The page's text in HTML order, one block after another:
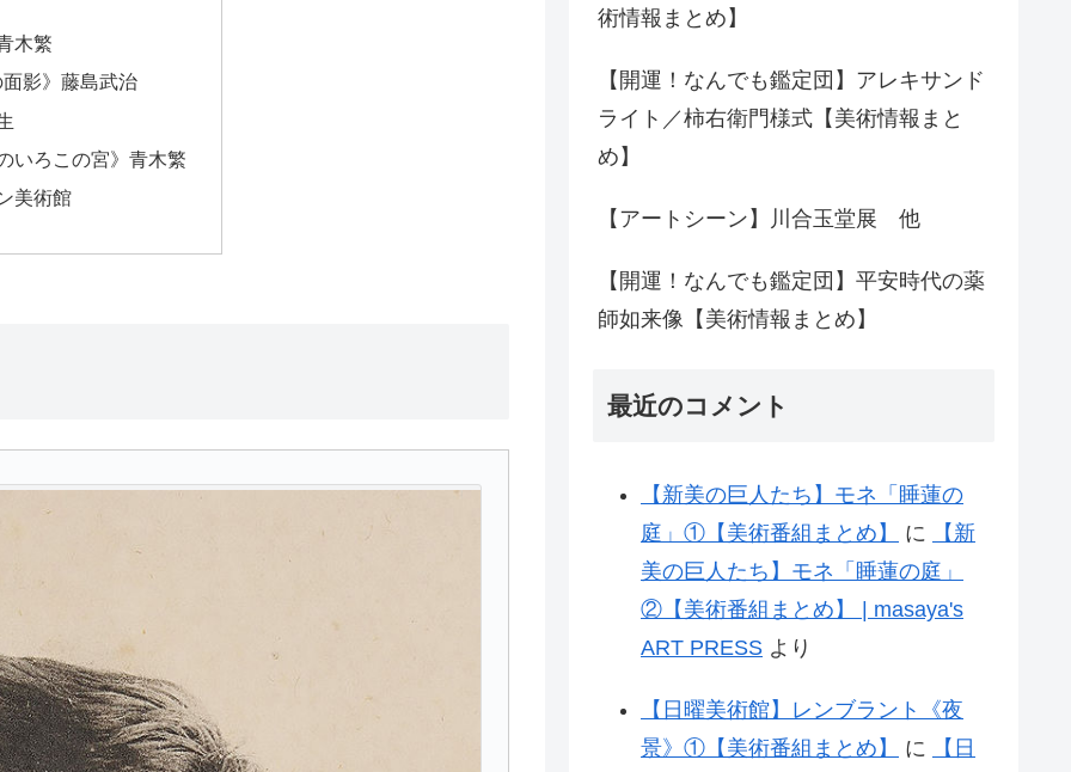
木繁
影》藤島武治
いろこの宮》青木繁
美術館
術情報まとめ】
【開運！なんでも鑑定団】アレキサンド
ライト／柿右衛門様式【美術情報まと
め】
【アートシーン】川合玉堂展 他
【開運！なんでも鑑定団】平安時代の薬
師如来像【美術情報まとめ】
最近のコメント
【新美の巨人たち】モネ「睡蓮の
庭」①【美術番組まとめ】
に
【新
美の巨人たち】モネ「睡蓮の庭」
②【美術番組まとめ】 | masaya's
ART PRESS より
【日曜美術館】レンブラント《夜
景》①【美術番組まとめ】
に
【日